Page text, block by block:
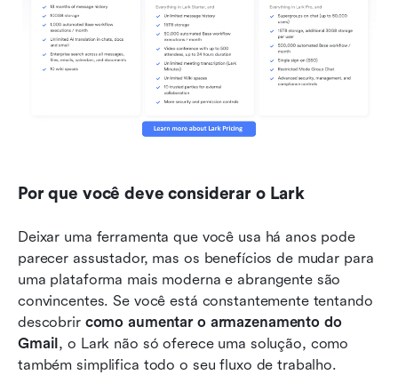
Por que você deve considerar o Lark
Deixar uma ferramenta que você usa há anos pode
parecer assustador, mas os benefícios de mudar para
uma plataforma mais moderna e abrangente são
convincentes. Se você está constantemente tentando
descobrir como aumentar o armazenamento do
Gmail, o Lark não só oferece uma solução, como
também simplifica todo o seu fluxo de trabalho.